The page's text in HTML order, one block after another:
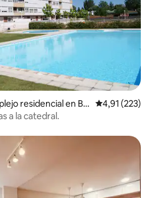
residencial en Bu
Calificación
4,91 (223)
a la catedral.